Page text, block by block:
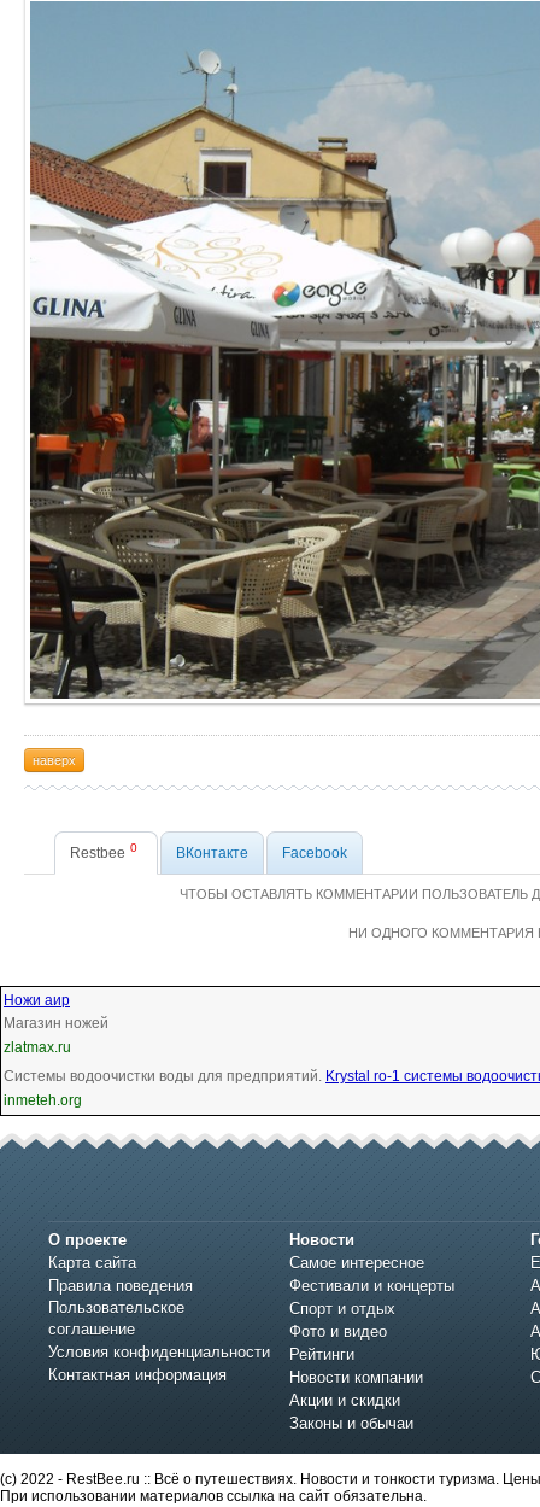
наверх
Restbee 0 ВКонтакте Facebook
ЧТОБЫ ОСТАВЛЯТЬ КОММЕНТАРИИ
НИ ОДНОГО КОММЕНТАРИЯ
Ножи аир
Магазин ножей
zlatmax.ru
Системы водоочистки воды для предприятий. Krystal ro-1 системы
inmeteh.org
О проекте
Карта сайта
Правила поведения
Пользовательское
соглашение
Условия конфиденциальности
Контактная информация
Новости
Самое интересное
Фестивали и концерты
Спорт и отдых
Фото и видео
Рейтинги
Новости компании
Акции и скидки
Законы и обычаи
(c) 2022 - RestBee.ru :: Всё о путешествиях. Новости и тонкости туризма.
При использовании материалов ссылка на сайт обязательна.